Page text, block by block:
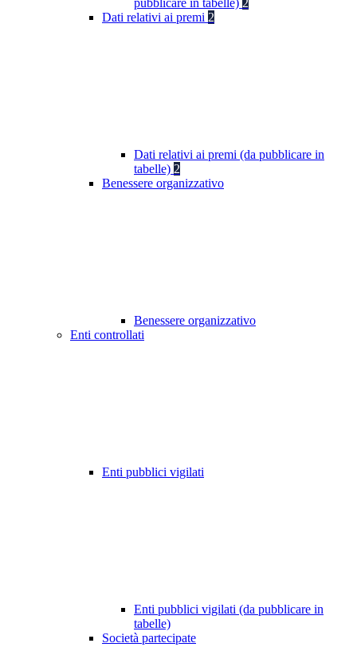
pubblicare in tabelle) 2
Dati relativi ai premi 2
Dati relativi ai premi (da pubblicare in
tabelle) 2
Benessere organizzativo
Benessere organizzativo
Enti controllati
Enti pubblici vigilati
Enti pubblici vigilati (da pubblicare in
tabelle)
Società partecipate